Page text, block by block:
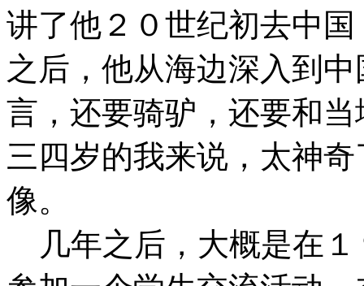
讲了他２０世纪初去中
之后，他从海边深入到
言，还要骑驴，还要和
三四岁的我来说，太神
像。
几年之后，大概是在１